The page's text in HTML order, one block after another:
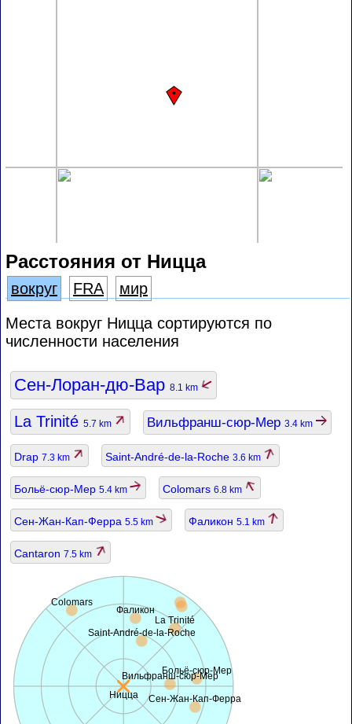
Расстояния от Ницца
вокруг FRA
мир
Места вокруг Ницца сортируются по
численности населения
Сен-Лоран-дю-Вар 8.1 km
La Trinité 5.7 km Вильфранш-сюр-Мер 3.4 km
Drap 7.3 km Saint-André-de-la-Roche 3.6 km
Больё-сюр-Мер 5.4 km Colomars 6.8 km
Сен-Жан-Кап-Ферра 5.5 km Фаликон 5.1 km
Cantaron 7.5 km
Ницца
La Trinité
Вильфранш-сюр-Мер
Saint-André-de-la-Roche
Больё-сюр-Мер
Colomars
Сен-Жан-Кап-Ферра
Фаликон